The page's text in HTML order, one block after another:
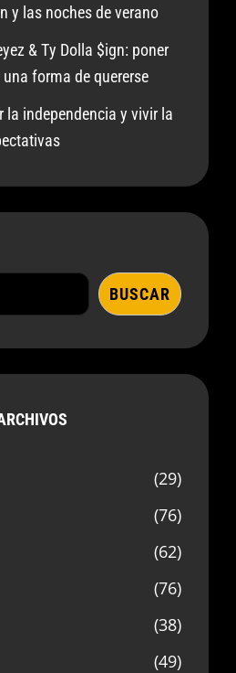
y las noches de verano
& Ty Dolla $ign: poner
forma de quererse
la independencia y vivir la
BUSCAR
(29)
(76)
(62)
(76)
(38)
(49)